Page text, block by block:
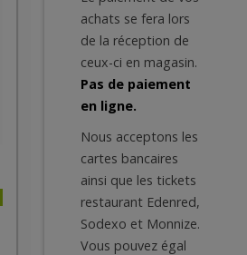
achats se fera lors
de la réception de
ceux-ci en magasin.
Pas de paiement
en ligne.
Nous acceptons les
cartes bancaires
ainsi que les tickets
restaurant Edenred,
Sodexo et Monnize.
Vous pouvez égal